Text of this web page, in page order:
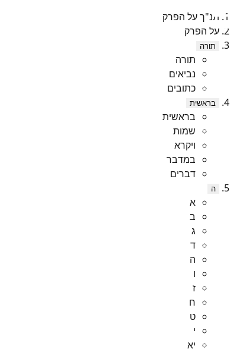
תנ"ך על הפרק
על הפרק
תורה
תורה
נביאים
כתובים
בראשית
בראשית
שמות
ויקרא
במדבר
דברים
ה
א
ב
ג
ד
ה
ו
ז
ח
ט
י
יא